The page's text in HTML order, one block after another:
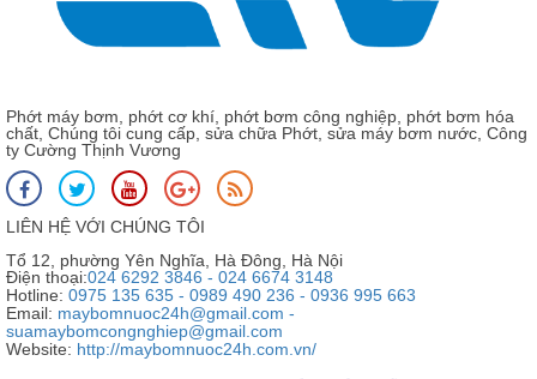
Phớt máy bơm, phớt cơ khí, phớt bơm công nghiệp, phớt bơm hóa
chất, Chúng tôi cung cấp, sửa chữa Phớt, sửa máy bơm nước, Công
ty Cường Thịnh Vương
LIÊN HỆ VỚI CHÚNG TÔI
Tổ 12, phường Yên Nghĩa, Hà Đông, Hà Nội
Điện thoại:024 6292 3846 - 024 6674 3148
Hotline: 0975 135 635 - 0989 490 236 - 0936 995 663
Email: maybomnuoc24h@gmail.com -
suamaybomcongnghiep@gmail.com
Website: http://maybomnuoc24h.com.vn/